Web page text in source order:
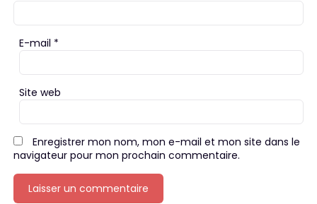
E-mail *
Site web
Enregistrer mon nom, mon e-mail et mon site dans le
navigateur pour mon prochain commentaire.